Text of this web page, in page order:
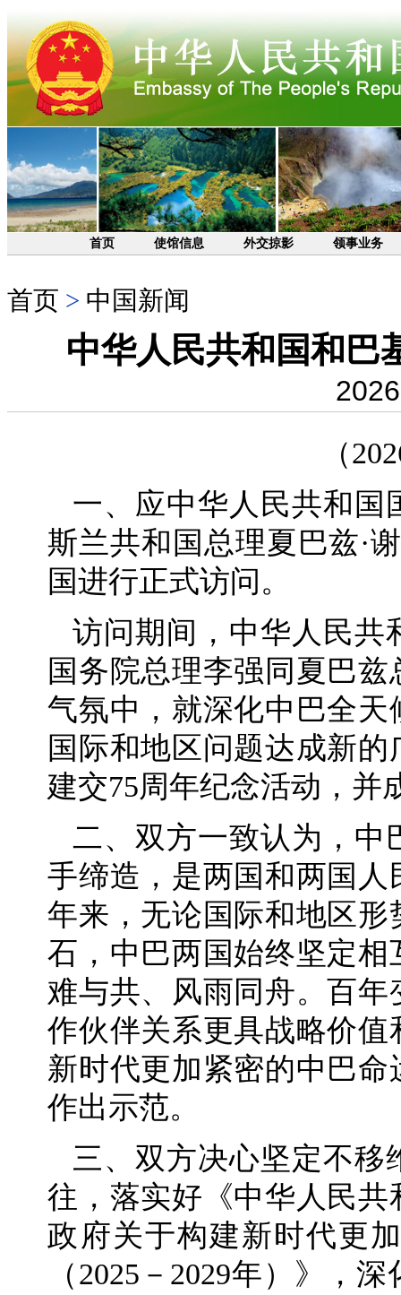
首页 使馆信息 外交掠影 领事业务
首页 > 中国新闻
中华人民共和国和巴
（
一、应中华人民共和国
斯兰共和国总理夏巴兹·
国进行正式访问。
访问期间，中华人民共
国务院总理李强同夏巴
气氛中，就深化中巴全
国际和地区问题达成新
建交75周年纪念活动，并
二、双方一致认为，中
手缔造，是两国和两国
年来，无论国际和地区
石，中巴两国始终坚定
难与共、风雨同舟。百
作伙伴关系更具战略价
新时代更加紧密的中巴
作出示范。
三、双方决心坚定不移
往，落实好《中华人民
政府关于构建新时代更
（2025－2029年）》，